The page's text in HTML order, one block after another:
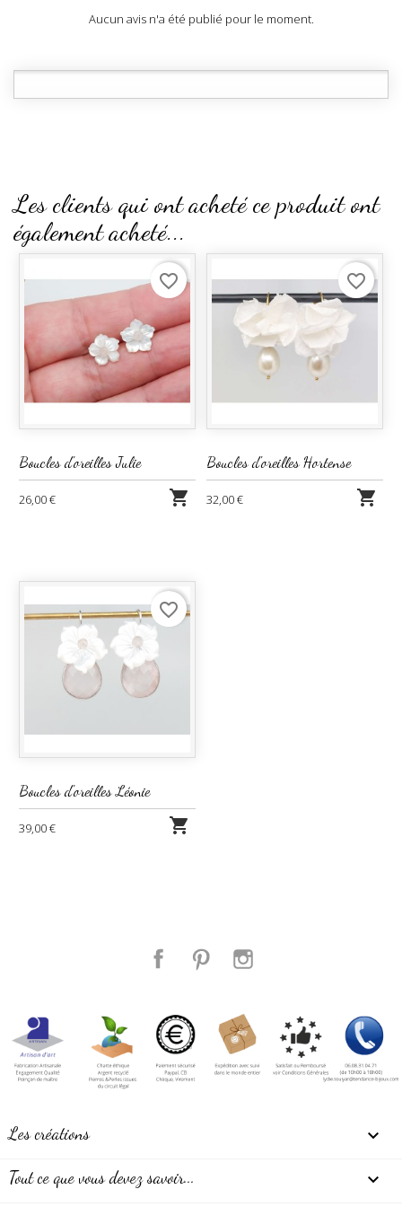
Aucun avis n'a été publié pour le moment.
Les clients qui ont acheté ce produit ont
également acheté...
Boucles d'oreilles Julie
26,00 € 
favorite_border
Boucles d'oreilles Hortense
32,00 € 
favorite_border
Boucles d'oreilles Léonie
39,00 € 
favorite_border
Facebook Pinterest
Les créations 
Tout ce que vous devez savoir... 